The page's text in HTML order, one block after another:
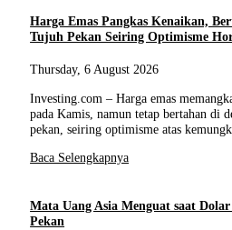
Harga Emas Pangkas Kenaikan,
Tujuh Pekan Seiring Optimisme
Thursday, 6 August 2026
Investing.com – Harga emas
pada Kamis, namun tetap bertahan di
pekan, seiring optimisme atas
Baca Selengkapnya
Mata Uang Asia Menguat saat
Pekan